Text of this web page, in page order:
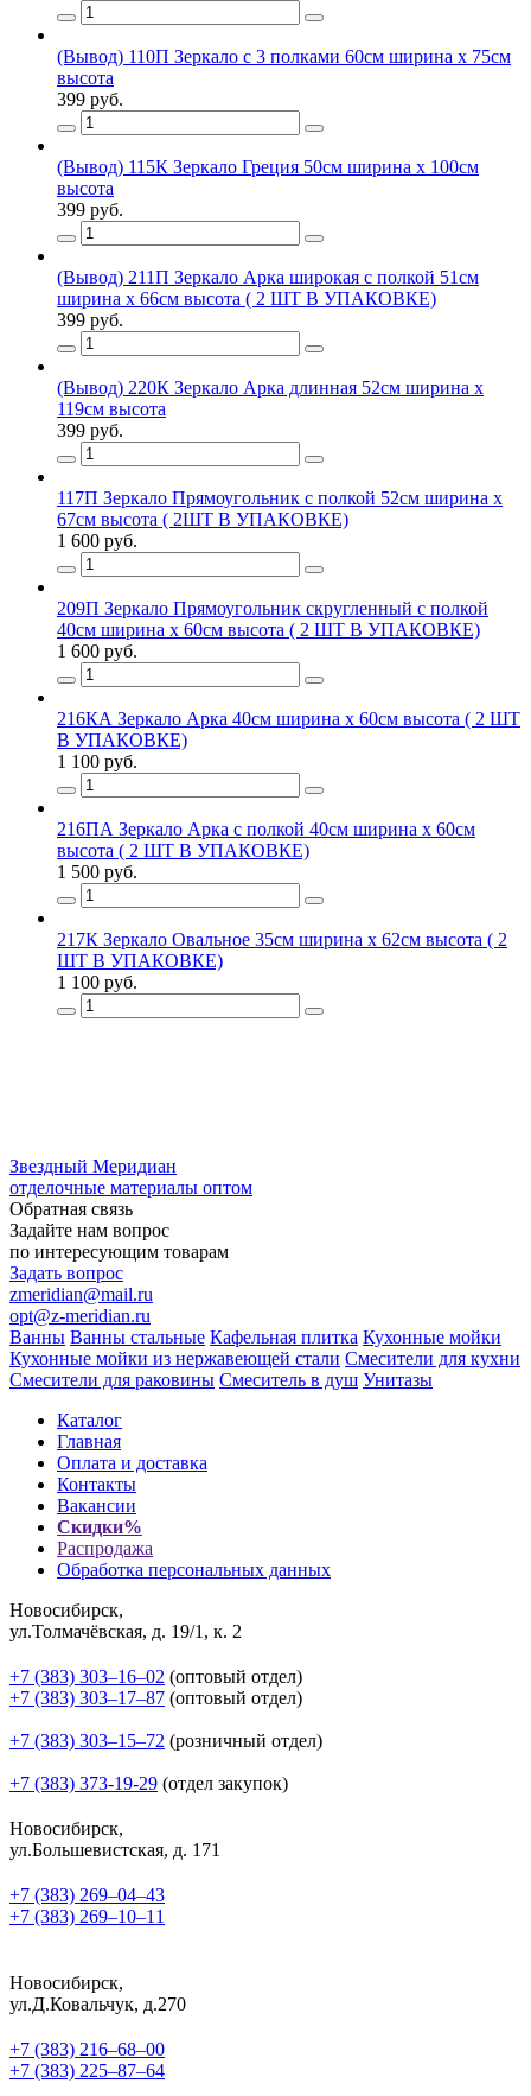
(Вывод) 110П Зеркало с 3 полками 60см ширина х 75см
высота
399 руб.
(Вывод) 115К Зеркало Греция 50см ширина х 100см
высота
399 руб.
(Вывод) 211П Зеркало Арка широкая с полкой 51см
ширина х 66см высота ( 2 ШТ В УПАКОВКЕ)
399 руб.
(Вывод) 220К Зеркало Арка длинная 52см ширина х
119см высота
399 руб.
117П Зеркало Прямоугольник с полкой 52см ширина х
67см высота ( 2ШТ В УПАКОВКЕ)
1 600 руб.
209П Зеркало Прямоугольник скругленный с полкой
40см ширина х 60см высота ( 2 ШТ В УПАКОВКЕ)
1 600 руб.
216КА Зеркало Арка 40см ширина х 60см высота ( 2 ШТ
В УПАКОВКЕ)
1 100 руб.
216ПА Зеркало Арка с полкой 40см ширина х 60см
высота ( 2 ШТ В УПАКОВКЕ)
1 500 руб.
217К Зеркало Овальное 35см ширина х 62см высота ( 2
ШТ В УПАКОВКЕ)
1 100 руб.
Звездный Меридиан
отделочные материалы оптом
Обратная связь
Задайте нам вопрос
по интересующим товарам
Задать вопрос
zmeridian@mail.ru
opt@z-meridian.ru
Ванны Ванны стальные Кафельная плитка Кухонные мойки
Кухонные мойки из нержавеющей стали Смесители для кухни
Смесители для раковины Смеситель в душ Унитазы
Каталог
Главная
Оплата и доставка
Контакты
Вакансии
Скидки%
Распродажа
Обработка персональных данных
Новосибирск,
ул.Толмачёвская, д. 19/1, к. 2
+7 (383) 303‒16‒02 (оптовый отдел)
+7 (383) 303‒17‒87 (оптовый отдел)
+7 (383) 303‒15‒72 (розничный отдел)
+7 (383) 373-19-29 (отдел закупок)
Новосибирск,
ул.Большевистская, д. 171
+7 (383) 269‒04‒43
+7 (383) 269‒10‒11
Новосибирск,
ул.Д.Ковальчук, д.270
+7 (383) 216‒68‒00
+7 (383) 225‒87‒64